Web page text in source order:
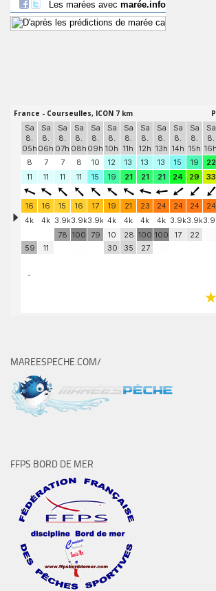
MAREESPECHE.COM/
FFPS BORD DE MER